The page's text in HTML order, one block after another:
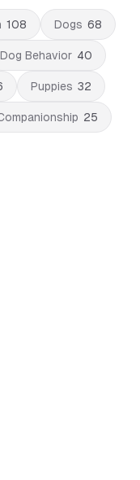
108 Dogs 68
Dog Behavior 40
Puppies 32
25